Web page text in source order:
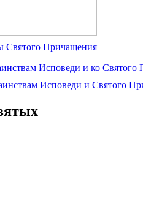
Святого Причащения
Исповеди и Святого